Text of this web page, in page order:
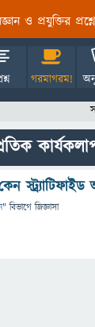
ও প্রযুক্তির
গরমাগরম!
" বিভাগে জিজ্ঞাসা